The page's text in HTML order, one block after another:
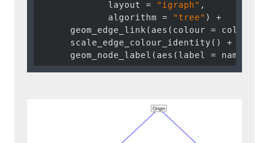
             layout =
"igraph" ,
             algorithm =
"tree" ) +
geom_edge_link(aes(colour =
      scale_edge_colour_identity() +
      geom_node_label(aes(label = name))